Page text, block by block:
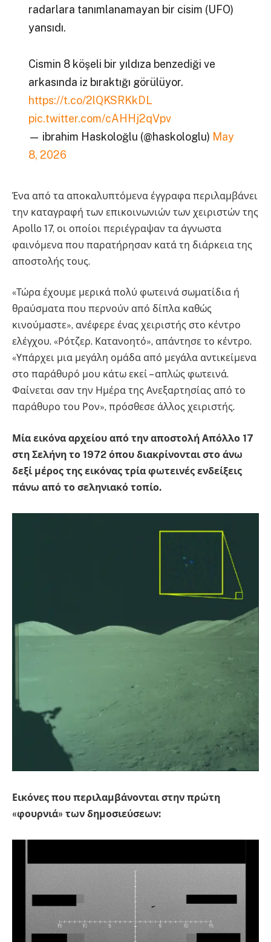
radarlara tanımlanamayan bir cisim (UFO)
yansıdı.
Cismin 8 köşeli bir yıldıza benzediği ve
arkasında iz bıraktığı görülüyor.
https://t.co/2lQKSRKkDL
pic.twitter.com/cAHHj2qVpv
— ibrahim Haskoloğlu (@haskologlu) May
8, 2026
Ένα από τα αποκαλυπτόμενα έγγραφα περιλαμβάνει
την καταγραφή των επικοινωνιών των χειριστών της
Apollo 17, οι οποίοι περιέγραψαν τα άγνωστα
φαινόμενα που παρατήρησαν κατά τη διάρκεια της
αποστολής τους.
«Τώρα έχουμε μερικά πολύ φωτεινά σωματίδια ή
θραύσματα που περνούν από δίπλα καθώς
κινούμαστε», ανέφερε ένας χειριστής στο κέντρο
ελέγχου. «Ρότζερ. Κατανοητό», απάντησε το κέντρο.
«Υπάρχει μια μεγάλη ομάδα από μεγάλα αντικείμενα
στο παράθυρό μου κάτω εκεί – απλώς φωτεινά.
Φαίνεται σαν την Ημέρα της Ανεξαρτησίας από το
παράθυρο του Ρον», πρόσθεσε άλλος χειριστής.
Μία εικόνα αρχείου από την αποστολή Απόλλο 17
στη Σελήνη το 1972 όπου διακρίνονται στο άνω
δεξί μέρος της εικόνας τρία φωτεινές ενδείξεις
πάνω από το σεληνιακό τοπίο.
Εικόνες που περιλαμβάνονται στην πρώτη
«φουρνιά» των δημοσιεύσεων: